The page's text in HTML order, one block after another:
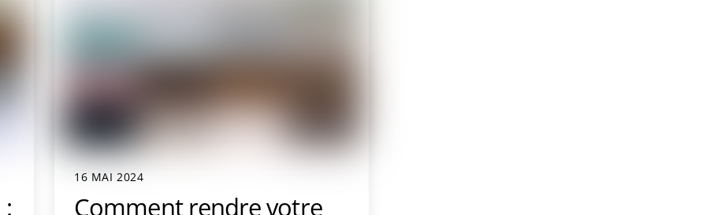
16 MAI 2024
Comment rendre votre